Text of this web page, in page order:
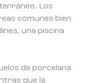
Los
comunes bien
una piscina
de porcelana
que la